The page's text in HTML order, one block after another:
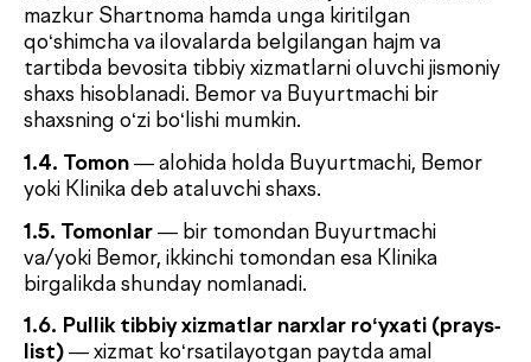
hamda Klinika axborot stendlarida ochiq tanishish
uchun taqdim etiladi.
1.7. Birlamchi konsultatsiya— Bemorning
muayyan tibbiy holati bo‘yicha Klinika shifokor-
mutaxassisi tomonidan ko‘rsatiladigan birinchi
konsultatsiya bo‘lib, uning davomida dastlabki
ko‘rik, sog‘liq holatini baholash, dastlabki yoki
yakuniy tashxisni qo‘yish (aniqlashtirish),
shuningdek davolash taktikasini belgilash yoki
qo‘shimcha tekshiruvlar zarurligini aniqlash amalga
oshiriladi.
1.8. Takroriy konsultatsiya— birlamchi
konsultatsiya yoki oldingi takroriy konsultatsiyadan
so‘ng belgilangan vaqt oralig‘ida Klinika tomonidan
ayni shu shifokor-mutaxassis tomonidan o‘sha tibbiy
holat yuzasidan o‘tkaziladigan konsultatsiya bo‘lib,